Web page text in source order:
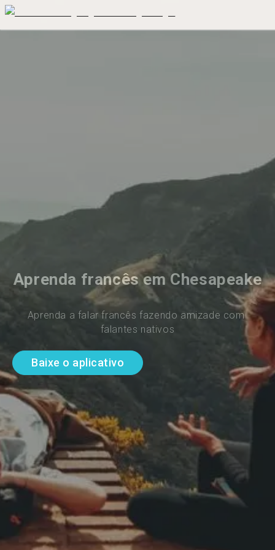
Aprenda francês em Chesapeake
Aprenda a falar francês fazendo amizade com
falantes nativos
Baixe o aplicativo